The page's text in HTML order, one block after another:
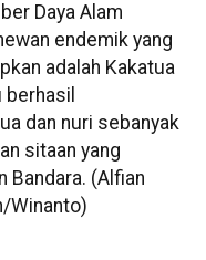
Daya Alam
endemik yang
adalah Kakatua
berhasil
dan nuri sebanyak
sitaan yang
Bandara. (Alfian
Winanto)